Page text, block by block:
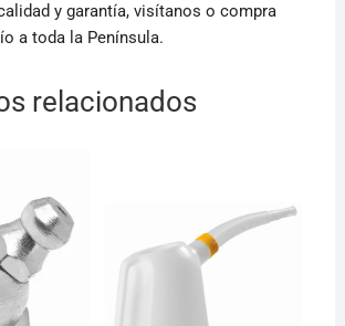
y garantía, visítanos o compra
a toda la Península.
relacionados